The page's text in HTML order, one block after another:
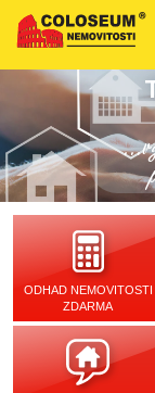
ODHAD NEMOVITOSTI
ZDARMA